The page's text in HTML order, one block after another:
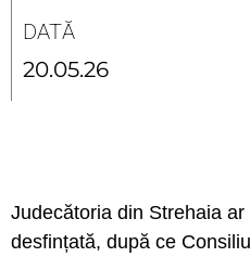
DATĂ
20.05.26
Judecătoria din Strehaia
desfințată, după ce